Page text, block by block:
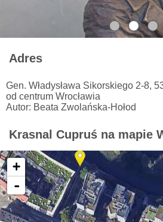
Adres
Gen. Władysława Sikorskiego 2-8,
od centrum Wrocławia
Autor: Beata Zwolańska-Hołod
Krasnal Cupruś na mapie
+
-